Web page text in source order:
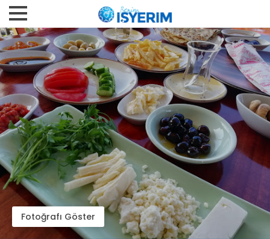
Fotoğrafı Göster